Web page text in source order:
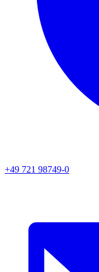
+49 721 98749-0